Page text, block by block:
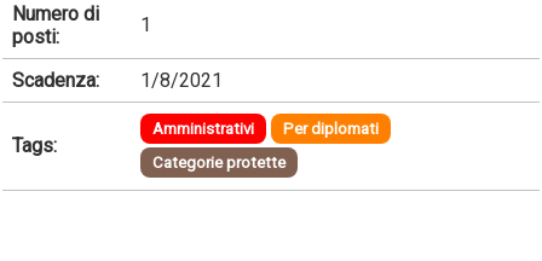
Numero di
posti:
1
Scadenza: 1/8/2021
Tags:
Amministrativi
Per diplomati
Categorie protette